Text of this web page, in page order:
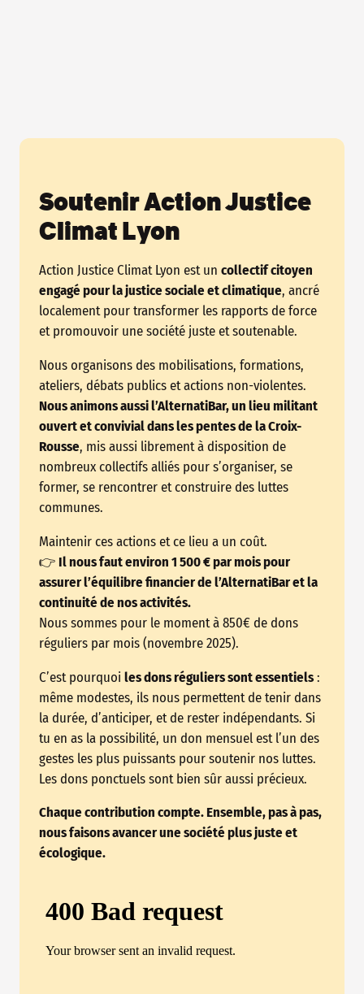
Soutenir Action Justice
Climat Lyon
Action Justice Climat Lyon est un collectif citoyen
engagé pour la justice sociale et climatique, ancré
localement pour transformer les rapports de force
et promouvoir une société juste et soutenable.
Nous organisons des mobilisations, formations,
ateliers, débats publics et actions non-violentes.
Nous animons aussi l’AlternatiBar, un lieu militant
ouvert et convivial dans les pentes de la Croix-
Rousse, mis aussi librement à disposition de
nombreux collectifs alliés pour s’organiser, se
former, se rencontrer et construire des luttes
communes.
Maintenir ces actions et ce lieu a un coût.
👉 Il nous faut environ 1 500 € par mois pour
assurer l’équilibre financier de l’AlternatiBar et la
continuité de nos activités.
Nous sommes pour le moment à 850€ de dons
réguliers par mois (novembre 2025).
C’est pourquoi les dons réguliers sont essentiels :
même modestes, ils nous permettent de tenir dans
la durée, d’anticiper, et de rester indépendants. Si
tu en as la possibilité, un don mensuel est l’un des
gestes les plus puissants pour soutenir nos luttes.
Les dons ponctuels sont bien sûr aussi précieux.
Chaque contribution compte. Ensemble, pas à pas,
nous faisons avancer une société plus juste et
écologique.